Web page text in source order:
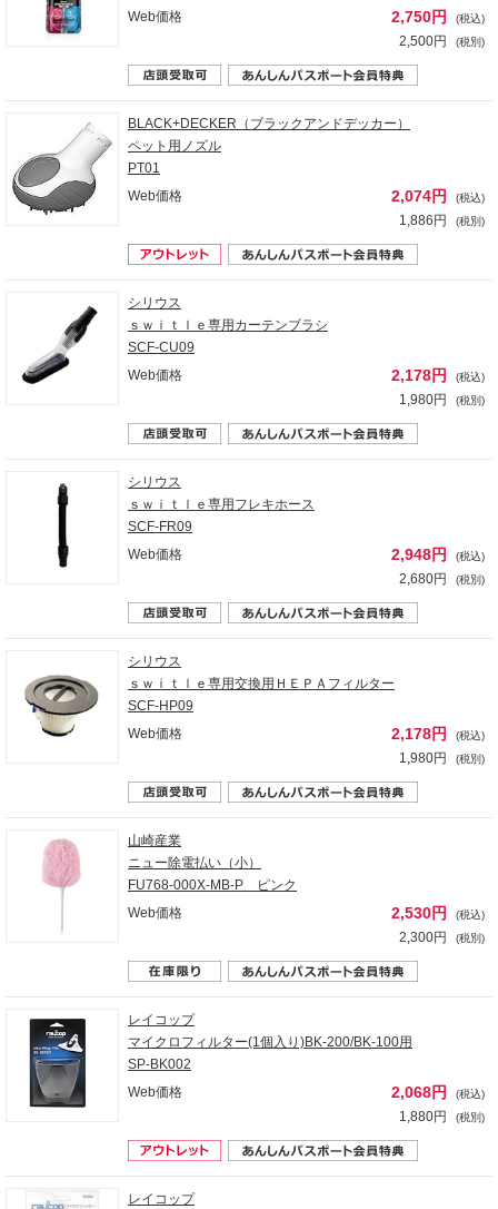
Web価格 2,750円 (税込)
2,500円 (税別)
BLACK+DECKER（ブラックアンドデッカー）
ペット用ノズル
PT01
Web価格
2,074円 (税込)
1,886円 (税別)
シリウス
ｓｗｉｔｌｅ専用カーテンブラシ
SCF-CU09
Web価格
2,178円 (税込)
1,980円 (税別)
シリウス
ｓｗｉｔｌｅ専用フレキホース
SCF-FR09
Web価格
2,948円 (税込)
2,680円 (税別)
シリウス
ｓｗｉｔｌｅ専用交換用ＨＥＰＡフィルター
SCF-HP09
Web価格
2,178円 (税込)
1,980円 (税別)
山崎産業
ニュー除電払い（小）
FU768-000X-MB-P ピンク
Web価格
2,530円 (税込)
2,300円 (税別)
レイコップ
マイクロフィルター(1個入り)BK-200/BK-100用
SP-BK002
Web価格
2,068円 (税込)
1,880円 (税別)
レイコップ